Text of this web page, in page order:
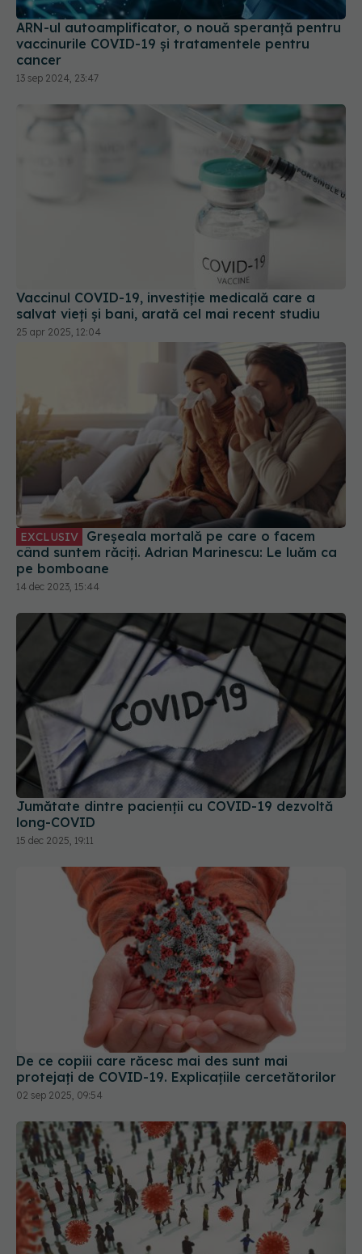
cancer
13 sep 2024, 23:47
Vaccinul COVID-19, investiție medicală care a
salvat vieți și bani, arată cel mai recent studiu
EXCLUSIV
Greșeala mortală pe care o facem
când suntem răciți. Adrian Marinescu: Le luăm ca
pe bomboane
14 dec 2023, 15:44
Jumătate dintre pacienții cu COVID-19 dezvoltă
long-COVID
15 dec 2025, 19:11
De ce copiii care răcesc mai des sunt mai
protejați de COVID-19. Explicațiile cercetătorilor
02 sep 2025, 09:54